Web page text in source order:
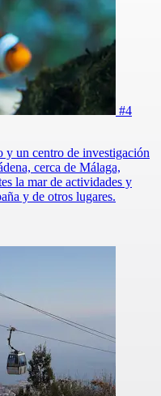
#4
y un centro de investigación
cerca de Málaga,
la mar de actividades y
y de otros lugares.